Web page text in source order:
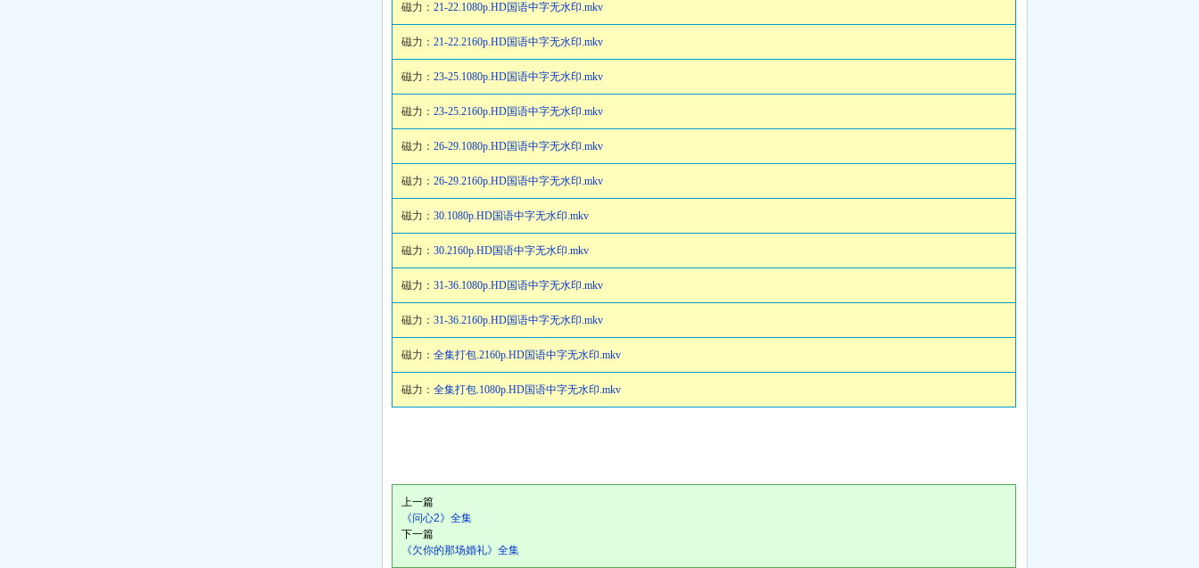
磁力： 21-22.1080p.HD国语中字无水印.mkv
磁力： 21-22.2160p.HD国语中字无水印.mkv
磁力： 23-25.1080p.HD国语中字无水印.mkv
磁力： 23-25.2160p.HD国语中字无水印.mkv
磁力： 26-29.1080p.HD国语中字无水印.mkv
磁力： 26-29.2160p.HD国语中字无水印.mkv
磁力： 30.1080p.HD国语中字无水印.mkv
磁力： 30.2160p.HD国语中字无水印.mkv
磁力： 31-36.1080p.HD国语中字无水印.mkv
磁力： 31-36.2160p.HD国语中字无水印.mkv
磁力： 全集打包.2160p.HD国语中字无水印.mkv
磁力： 全集打包.1080p.HD国语中字无水印.mkv
上一篇
《问心2》全集
下一篇
《欠你的那场婚礼》全集